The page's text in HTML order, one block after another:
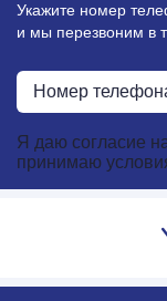
Укажите номер
и мы перезвоним в
Я даю согласие
принимаю